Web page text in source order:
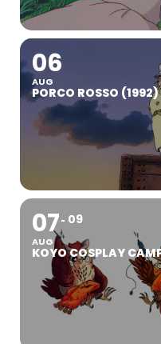
06
AUG
PORCO ROSSO
07
AUG
09
KOYO COSPLAY